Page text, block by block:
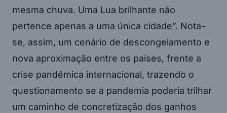
mesma chuva. Uma Lua brilhante não
pertence apenas a uma única cidade”. Nota-
se, assim, um cenário de descongelamento e
nova aproximação entre os países, frente a
crise pandêmica internacional, trazendo o
questionamento se a pandemia poderia trilhar
um caminho de concretização dos ganhos